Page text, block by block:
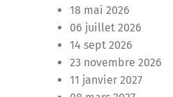
18 mai 2026
06 juillet 2026
14 sept 2026
23 novembre 2026
11 janvier 2027